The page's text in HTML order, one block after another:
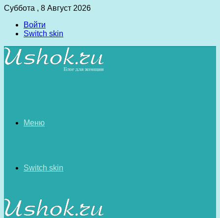
Суббота , 8 Август 2026
Войти
Switch skin
Меню
Switch skin